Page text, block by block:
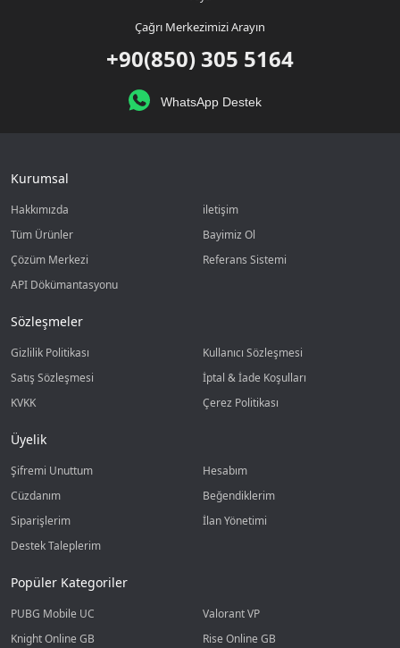
Çağrı Merkezimizi Arayın
+90(850) 305 5164
WhatsApp Destek
Kurumsal
Hakkımızda
iletişim
Tüm Ürünler
Bayimiz Ol
Çözüm Merkezi
Referans Sistemi
API Dökümantasyonu
Sözleşmeler
Gizlilik Politikası
Kullanıcı Sözleşmesi
Satış Sözleşmesi
İptal & İade Koşulları
KVKK
Çerez Politikası
Üyelik
Şifremi Unuttum
Hesabım
Cüzdanım
Beğendiklerim
Siparişlerim
İlan Yönetimi
Destek Taleplerim
Popüler Kategoriler
PUBG Mobile UC
Valorant VP
Knight Online GB
Rise Online GB